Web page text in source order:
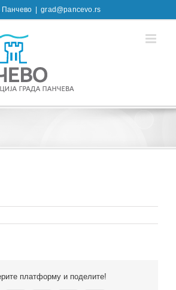
Панчево grad@pancevo.rs
платформу и поделите!